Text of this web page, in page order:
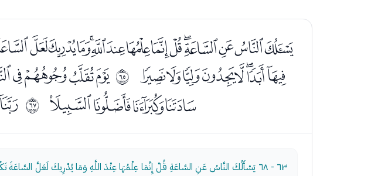
ﭬﭭﭮﭯﭰﭱﭲﭳ ﱀ
ﮅﮆﮇﮈ ﱂ
٦٣ - ٦٨
يَسْأَلُكَ النَّاسُ عَنِ السَّاعَةِ قُلْ إِنَّمَا عِلْمُهَا عِنْدَ اللَّهِ وَمَا يُدْرِيكَ لَعَلَّ السَّاعَةَ